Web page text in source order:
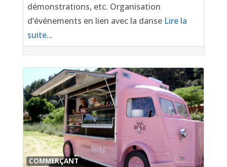
démonstrations, etc. Organisation
d’événements en lien avec la danse Lire la
suite...
COMMERÇANT